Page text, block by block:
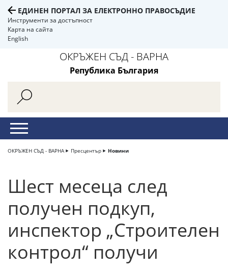
ЕДИНЕН ПОРТАЛ ЗА ЕЛЕКТРОННО ПРАВОСЪДИЕ
Инструменти за достъпност
Карта на сайта
English
ОКРЪЖЕН СЪД - ВАРНА
Република България
ОКРЪЖЕН СЪД - ВАРНА Пресцентър Новини
Шест месеца след
получен подкуп,
инспектор „Строителен
контрол“ получи